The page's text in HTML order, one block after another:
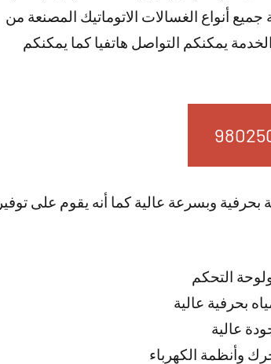
أنواع الغسالات الاتوماتيك المصنعة من
يمكنكم التواصل هاتفيا كما يمكنكم
بحرفية وبسرعة عالية كما أنه يقوم على توفير
التحكم
بحرفية عالية
عالية
وأنظمة الكهرباء